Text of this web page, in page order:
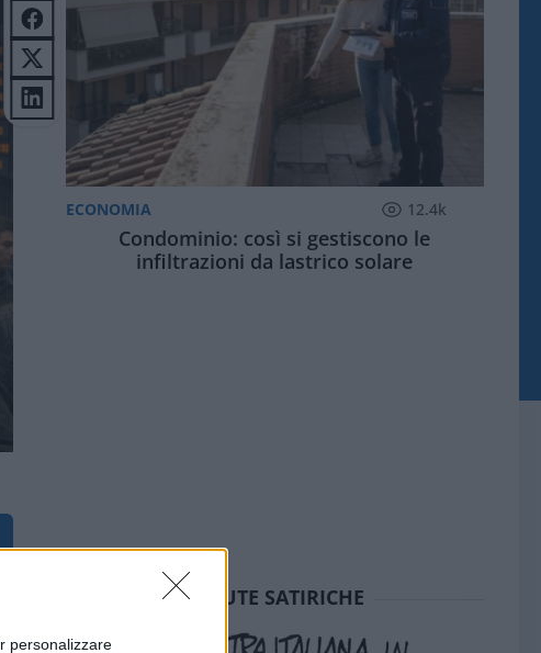
personalizzare
ECONOMIA 12.4k
Condominio: così si gestiscono le
infiltrazioni da lastrico solare
SEDUTE SATIRICHE